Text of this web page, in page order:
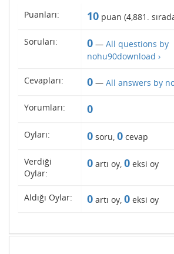
Puanları: 10 puan (4,881 .
Soruları: 0 — All questions by
nohu90download ›
Cevapları: 0 — All answers by
Yorumları: 0
Oyları: 0 soru, 0 cevap
Verdiği
Oylar:
0 artı oy, 0 eksi oy
Aldığı Oylar: 0 artı oy, 0 eksi oy